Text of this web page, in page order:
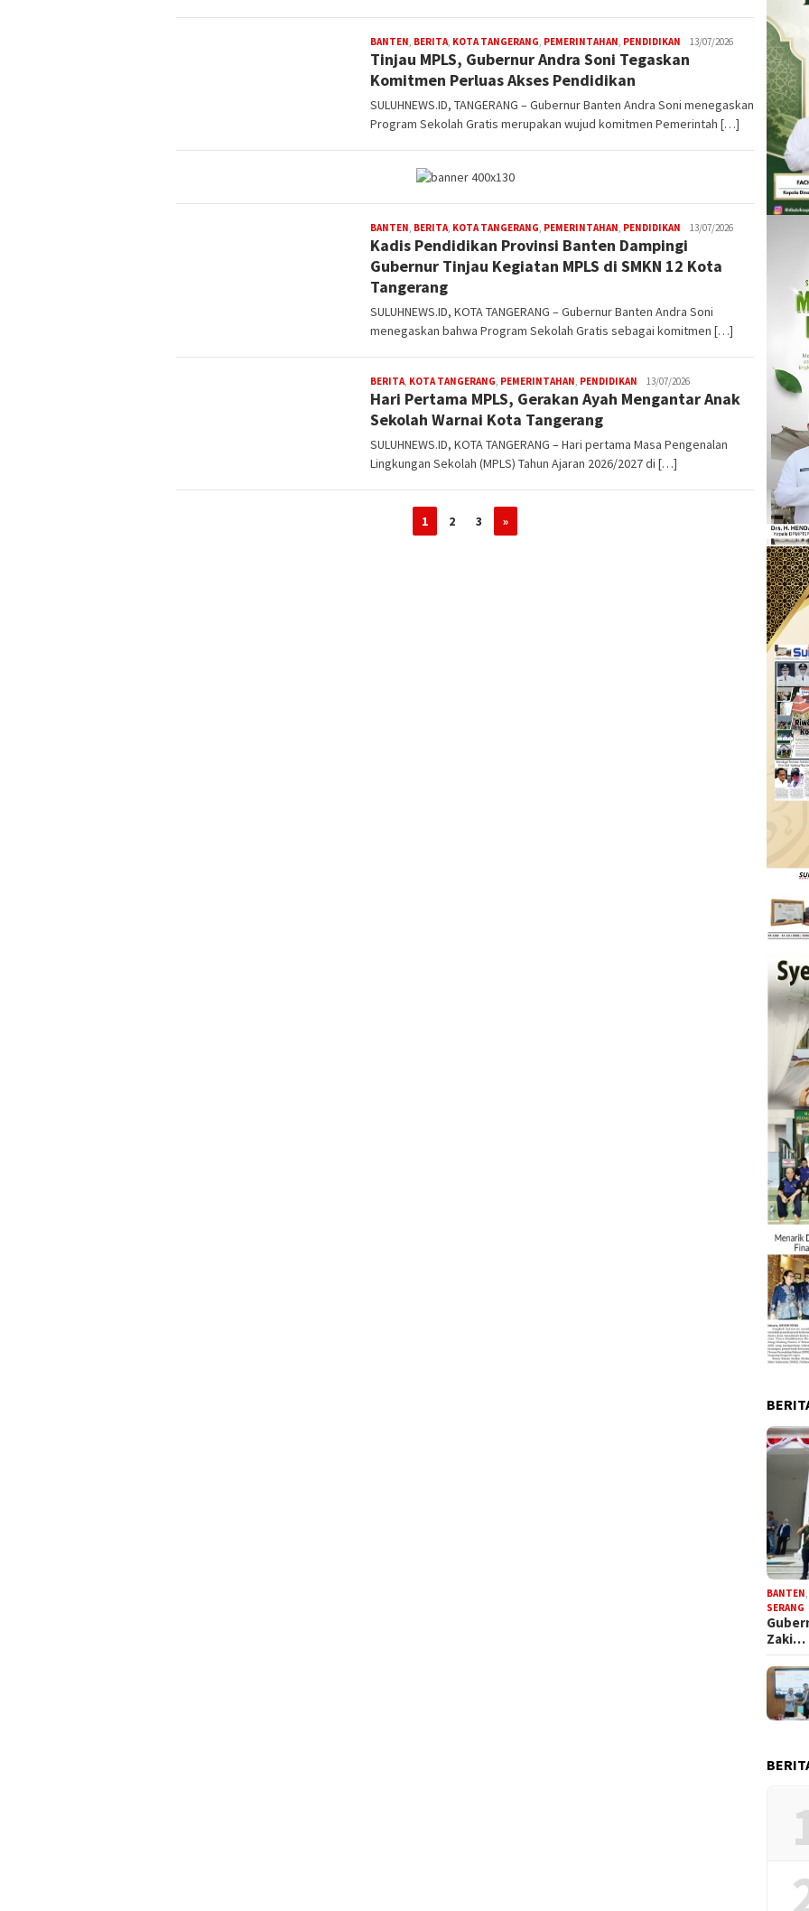
BANTEN, BERITA, KOTA TANGERANG, PEMERINTAHAN, PENDIDIKAN W4nt0
13/07/2026
Tinjau MPLS, Gubernur Andra Soni Tegaskan
Komitmen Perluas Akses Pendidikan
SULUHNEWS.ID, TANGERANG – Gubernur Banten Andra Soni menegaskan
Program Sekolah Gratis merupakan wujud komitmen Pemerintah […]
BANTEN, BERITA, KOTA TANGERANG, PEMERINTAHAN, PENDIDIKAN W4nt0
13/07/2026
Kadis Pendidikan Provinsi Banten Dampingi
Gubernur Tinjau Kegiatan MPLS di SMKN 12 Kota
Tangerang
SULUHNEWS.ID, KOTA TANGERANG – Gubernur Banten Andra Soni
menegaskan bahwa Program Sekolah Gratis sebagai komitmen […]
BERITA, KOTA TANGERANG, PEMERINTAHAN, PENDIDIKAN W4nt0
13/07/2026
Hari Pertama MPLS, Gerakan Ayah Mengantar Anak
Sekolah Warnai Kota Tangerang
SULUHNEWS.ID, KOTA TANGERANG – Hari pertama Masa Pengenalan
Lingkungan Sekolah (MPLS) Tahun Ajaran 2026/2027 di […]
1 2 3 »
BANTEN,
SERANG
Zaki…